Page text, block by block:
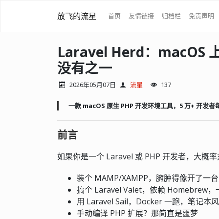
放飞的流星 首页 友情链接 归档栏 免责声明
Laravel Herd：macOS
没有之一
2026年05月07日 流星 137
一款 macOS 原生 PHP 开发环境工具，5 万+ 开发者
前言
如果你是一个 Laravel 或 PHP 开发者，大概
装个 MAMP/XAMPP，臃肿得像开了一
搞个 Laravel Valet，依赖 Homebrew
用 Laravel Sail，Docker 一跑，笔记本
手动编译 PHP 扩展？那简直是噩梦